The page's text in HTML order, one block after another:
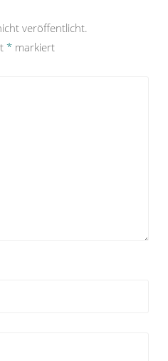
veröffentlicht.
* markiert